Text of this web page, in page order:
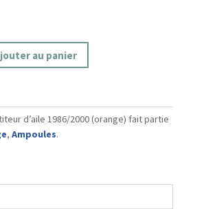
au panier
d’aile 1986/2000 (orange) fait partie
, Ampoules.